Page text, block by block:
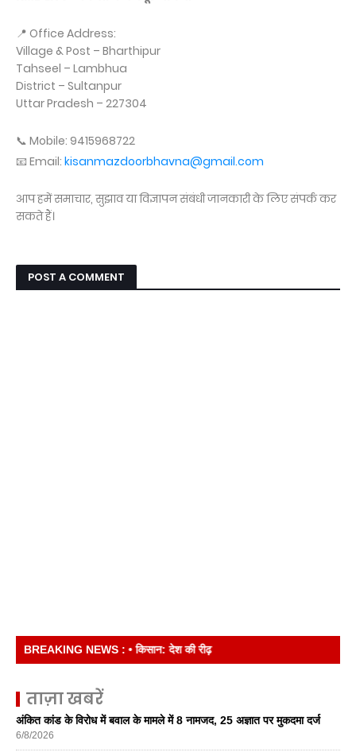
📍 Office Address:
Village & Post – Bharthipur
Tahseel – Lambhua
District – Sultanpur
Uttar Pradesh – 227304
📞 Mobile: 9415968722
📧 Email: kisanmazdoorbhavna@gmail.com
आप हमें समाचार, सुझाव या विज्ञापन संबंधी जानकारी के लिए संपर्क कर
सकते हैं।
POST A COMMENT
BREAKING NEWS :• किसान: देश की रीढ़
ताज़ा खबरें
अंकित कांड के विरोध में बवाल के मामले में 8 नामजद, 25 अज्ञात पर मुकदमा दर्ज
6/8/2026